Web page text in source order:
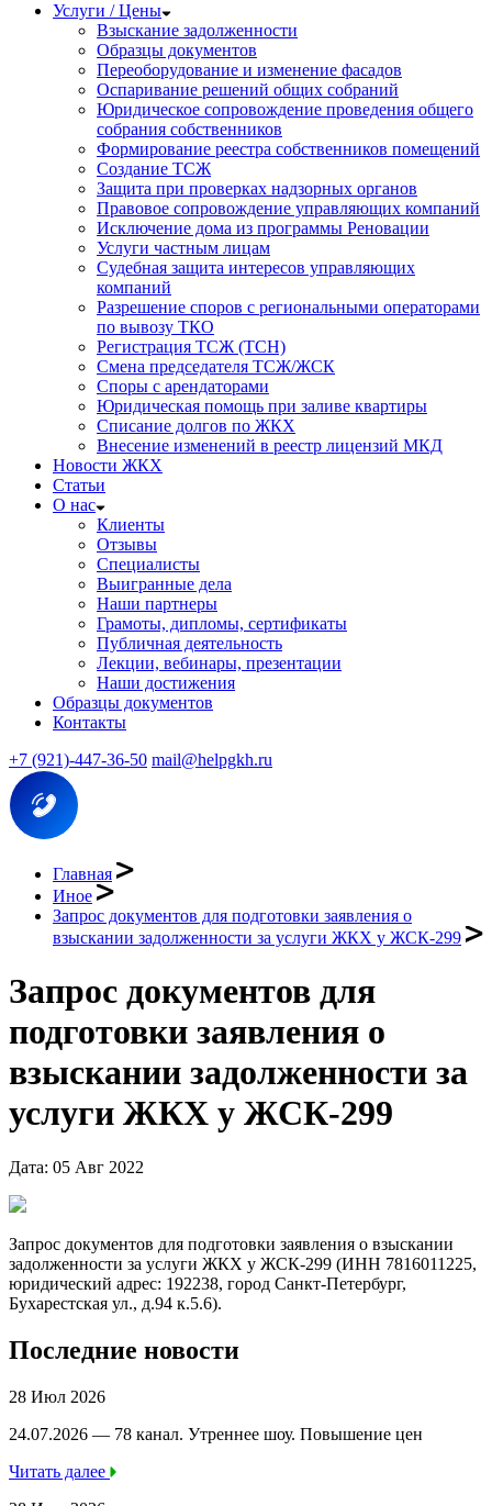
Услуги / Цены
Взыскание задолженности
Образцы документов
Переоборудование и изменение фасадов
Оспаривание решений общих собраний
Юридическое сопровождение проведения общего
собрания собственников
Формирование реестра собственников помещений
Создание ТСЖ
Защита при проверках надзорных органов
Правовое сопровождение управляющих компаний
Исключение дома из программы Реновации
Услуги частным лицам
Судебная защита интересов управляющих
компаний
Разрешение споров с региональными операторами
по вывозу ТКО
Регистрация ТСЖ (ТСН)
Смена председателя ТСЖ/ЖСК
Споры с арендаторами
Юридическая помощь при заливе квартиры
Списание долгов по ЖКХ
Внесение изменений в реестр лицензий МКД
Новости ЖКХ
Статьи
О нас
Клиенты
Отзывы
Специалисты
Выигранные дела
Наши партнеры
Грамоты, дипломы, сертификаты
Публичная деятельность
Лекции, вебинары, презентации
Наши достижения
Образцы документов
Контакты
+7 (921)-447-36-50 mail@helpgkh.ru
Главная
Иное
Запрос документов для подготовки заявления о
взыскании задолженности за услуги ЖКХ у ЖСК-299
Запрос документов для
подготовки заявления о
взыскании задолженности за
услуги ЖКХ у ЖСК-299
Дата: 05 Авг 2022
Запрос документов для подготовки заявления о взыскании
задолженности за услуги ЖКХ у ЖСК-299 (ИНН 7816011225,
юридический адрес: 192238, город Санкт-Петербург,
Бухарестская ул., д.94 к.5.6).
Последние новости
28 Июл 2026
24.07.2026 — 78 канал. Утреннее шоу. Повышение цен
Читать далее